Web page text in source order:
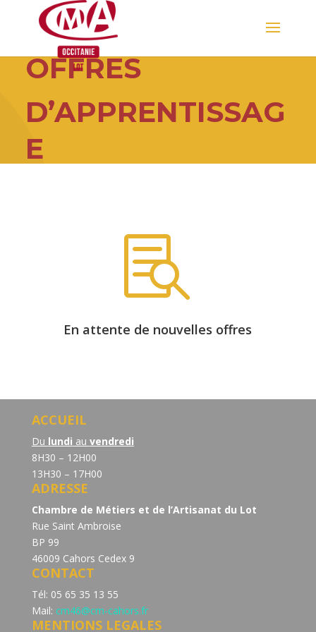
APPRENTISSAGE
OFFRES
D’APPRENTISSAG
E

En attente de nouvelles offres
ACCUEIL
Du lundi au vendredi
8H30 – 12H00
13H30 – 17H00
ADRESSE
Chambre de Métiers et de l’Artisanat du Lot
Rue Saint Ambroise
BP 99
46009 Cahors Cedex 9
CONTACT
Tél: 05 65 35 13 55
Mail: cm46@cm-cahors.fr
MENTIONS LEGALES